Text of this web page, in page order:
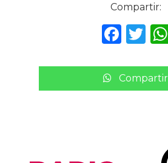
Compartir:
F
c
e
T
it
te
Compartir